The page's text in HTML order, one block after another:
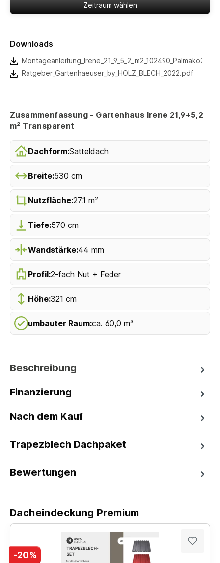
Zeitraum wählen
Downloads
Ratgeber_Gartenhaeuser_by_HOLZ_BLECH_2022.pdf
Zusammenfassung - Gartenhaus Irene 21,9+5,2
m² Transparent
Dachform:Satteldach
Breite:530 cm
Nutzfläche:27,1 m²
Tiefe:570 cm
Wandstärke:44 mm
Profil:2-fach Nut + Feder
Höhe:321 cm
umbauter Raum:ca. 60,0 m³
Beschreibung
Finanzierung
Nach dem Kauf
Trapezblech Dachpaket
Bewertungen
Dacheindeckung Premium
-20%